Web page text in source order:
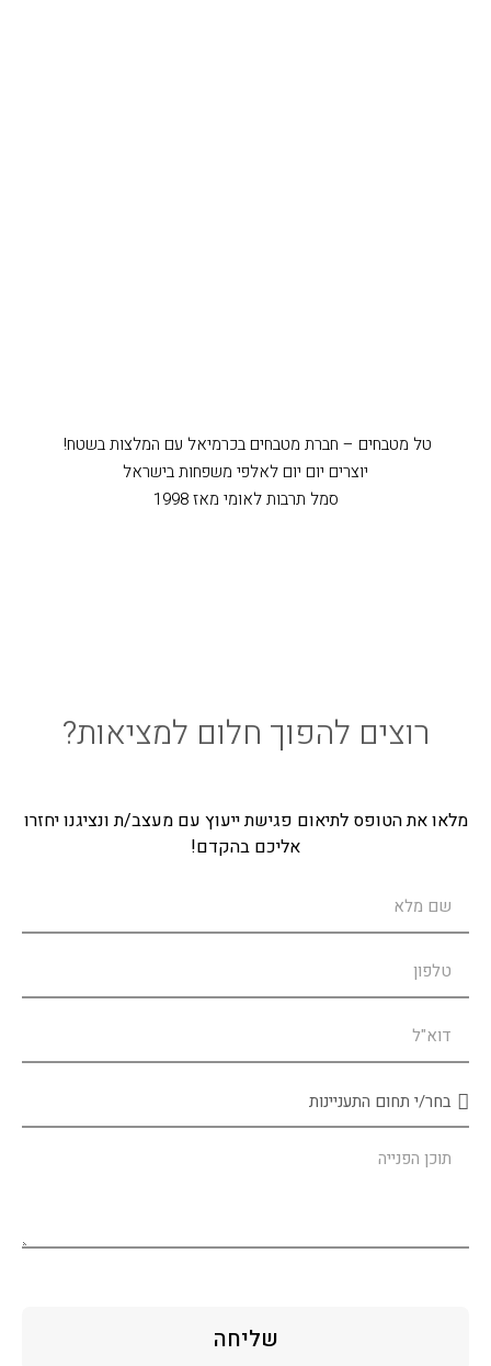
טל מטבחים – חברת מטבחים בכרמיאל עם המלצות בשטח!
יוצרים יום יום לאלפי משפחות בישראל
סמל תרבות לאומי מאז 1998
רוצים להפוך חלום למציאות?
מלאו את הטופס לתיאום פגישת ייעוץ עם מעצב/ת ונציגנו יחזרו
אליכם בהקדם!
שליחה